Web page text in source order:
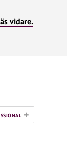
vidare.
+